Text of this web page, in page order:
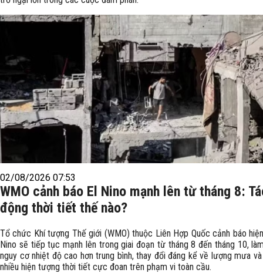
02/08/2026 07:53
WMO cảnh báo El Nino mạnh lên từ tháng 8:
động thời tiết thế nào?
Tổ chức Khí tượng Thế giới (WMO) thuộc Liên Hợp Quốc cảnh báo
Nino sẽ tiếp tục mạnh lên trong giai đoạn từ tháng 8 đến tháng 10,
nguy cơ nhiệt độ cao hơn trung bình, thay đổi đáng kể về lượng mưa
nhiều hiện tượng thời tiết cực đoan trên phạm vi toàn cầu.